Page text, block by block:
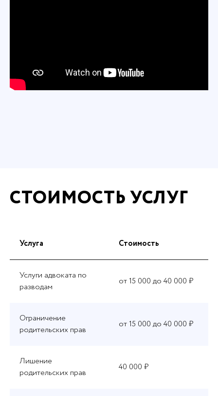
СТОИМОСТЬ УСЛУГ
Услуга Стоимость
Услуги адвоката по
разводам
от 15 000 до 40 000 ₽
Ограничение
родительских прав
от 15 000 до 40 000 ₽
Лишение
родительских прав
40 000 ₽